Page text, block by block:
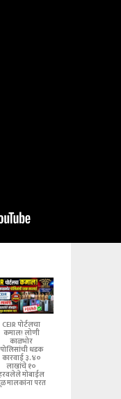
CEIR पोर्टलचा
कमाल! लोणी
काळभोर
पोलिसांची धडक
कारवाई ३.४०
लाखांचे १०
मोबाईल
मालकांना परत